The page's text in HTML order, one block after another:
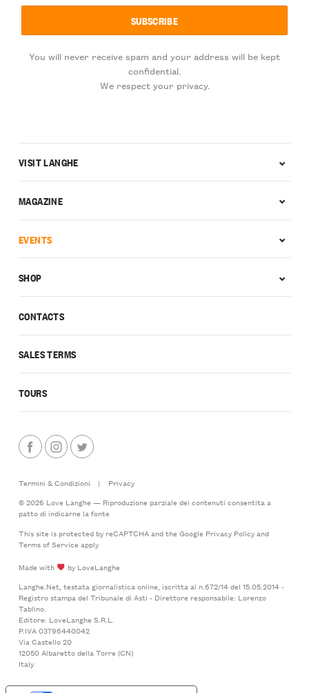
You will never receive spam and your address will be kept
confidential.
We respect your privacy.
CONTACTS
SALES TERMS
TOURS
VISIT LANGHE
MAGAZINE
EVENTS
SHOP
Termini & Condizioni |
Privacy
© 2026 Love Langhe — Riproduzione parziale dei contenuti consentita a
patto di indicarne la fonte
This site is protected by reCAPTCHA and the Google Privacy Policyand
Terms of Serviceapply
Made with
by LoveLanghe
Langhe.Net, testata giornalistica online, iscritta al n.672/14 del 15.05.2014 -
Registro stampa del Tribunale di Asti - Direttore responsabile: Lorenzo
Tablino.
Editore: LoveLanghe S.R.L.
P.IVA 03796440042
Via Castello 20
12050 Albaretto della Torre (CN)
Italy